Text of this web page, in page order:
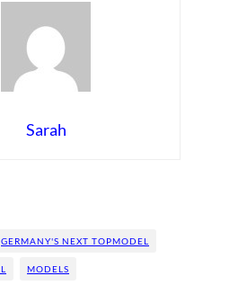
Sarah
GERMANY'S NEXT TOPMODEL
MODELS